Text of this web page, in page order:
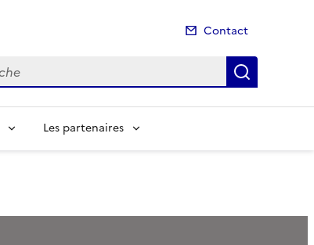
Contact
Les partenaires